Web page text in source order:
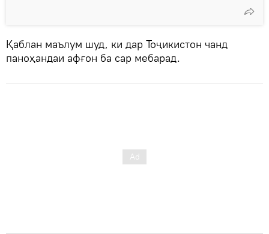
Қаблан маълум шуд, ки дар Тоҷикистон чанд
паноҳандаи афғон ба сар мебарад.